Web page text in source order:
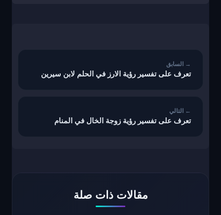
تعرف على تفسير رؤية الارز في الحلم لابن سيرين
تعرف على تفسير رؤية زوجة الخال في المنام
مقالات ذات صلة